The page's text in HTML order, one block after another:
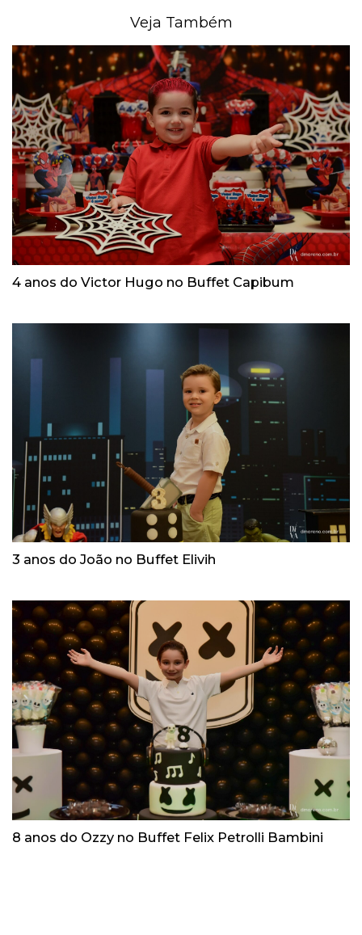
Veja Também
4 anos do Victor Hugo no Buffet Capibum
3 anos do João no Buffet Elivih
8 anos do Ozzy no Buffet Felix Petrolli Bambini